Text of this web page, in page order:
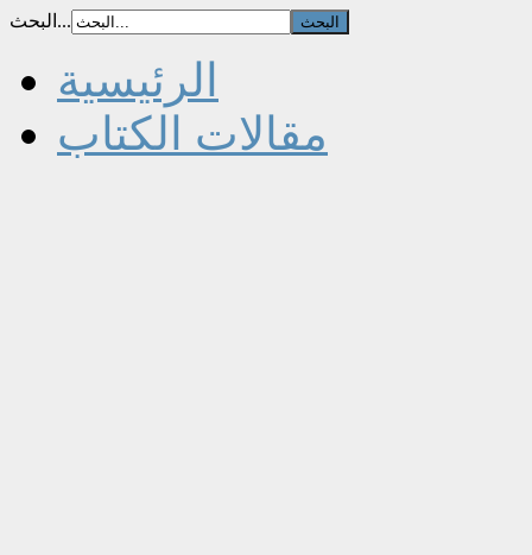
البحث...
الرئيسية
مقالات الكتاب